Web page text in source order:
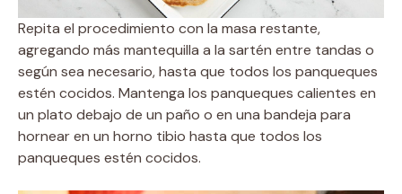
Repita el procedimiento con la masa restante,
agregando más mantequilla a la sartén entre tandas o
según sea necesario, hasta que todos los panqueques
estén cocidos. Mantenga los panqueques calientes en
un plato debajo de un paño o en una bandeja para
hornear en un horno tibio hasta que todos los
panqueques estén cocidos.